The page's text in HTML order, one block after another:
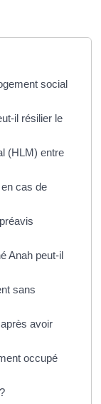
social
il résilier le
(HLM) entre
cas de
Anah peut-il
sans
avoir
occupé